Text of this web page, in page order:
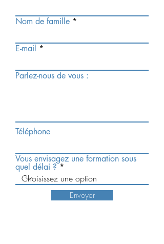
Nom de famille
E-mail
Parlez-nous de vous :
Téléphone
Vous envisagez une formation sous
quel délai ?
Envoyer